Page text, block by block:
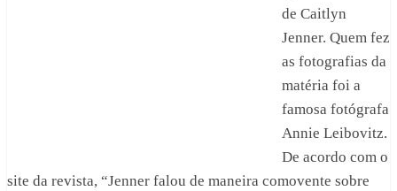
de Caitlyn
Jenner. Quem fez
as fotografias da
matéria foi a
famosa fotógrafa
Annie Leibovitz.
De acordo com o
site da revista, “Jenner falou de maneira comovente sobre